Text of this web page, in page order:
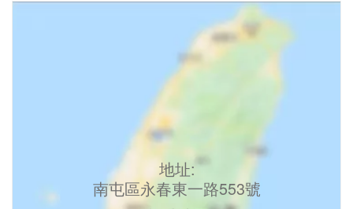
地址:
南屯區永春東一路553號